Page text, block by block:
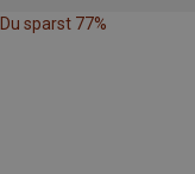
Du sparst 77%